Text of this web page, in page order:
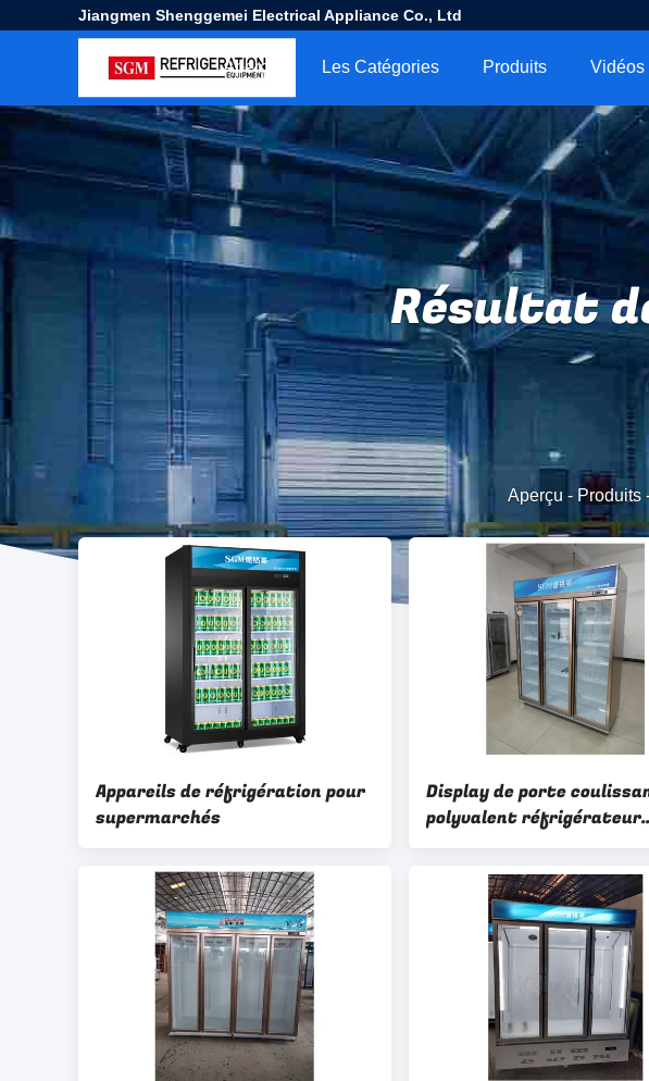
Jiangmen Shenggemei Electrical Appliance Co., Ltd
Aperçu Les Catégories Produits Vidéos
Résultat
Aperçu - Produits
Appareils de réfrigération pour
supermarchés
Display de porte
polyvalent réfrigérateur
réfrigérateur vertical
dégel automatique